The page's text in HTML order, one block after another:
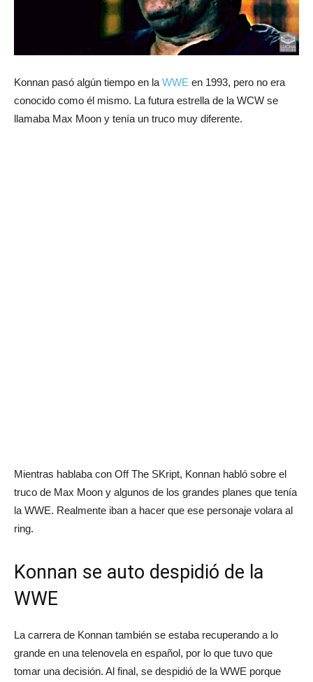
Konnan pasó algún tiempo en la WWE en 1993, pero no era
conocido como él mismo. La futura estrella de la WCW se
llamaba Max Moon y tenía un truco muy diferente.
Mientras hablaba con Off The SKript, Konnan habló sobre el
truco de Max Moon y algunos de los grandes planes que tenía
la WWE. Realmente iban a hacer que ese personaje volara al
ring.
Konnan se auto despidió de la
WWE
La carrera de Konnan también se estaba recuperando a lo
grande en una telenovela en español, por lo que tuvo que
tomar una decisión. Al final, se despidió de la WWE porque